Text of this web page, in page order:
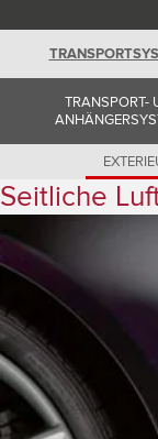
South Africa
Spain (Spanish)
Switzerland
Switzerland
Switzerland
United Kingdom
TRANSPORT-
Seitliche